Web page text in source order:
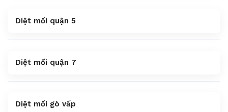
Diệt mối quận 5
Diệt mối quận 7
Diệt mối gò vấp